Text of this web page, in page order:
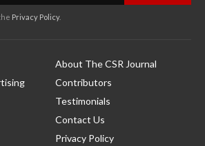
Privacy Policy.
About The CSR Journal
Contributors
Testimonials
Contact Us
Privacy Policy